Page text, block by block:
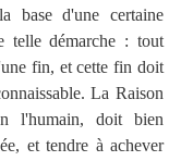
base d'une certaine
telle démarche : tout
fin, et cette fin doit
La Raison
l'humain, doit bien
et tendre à achever